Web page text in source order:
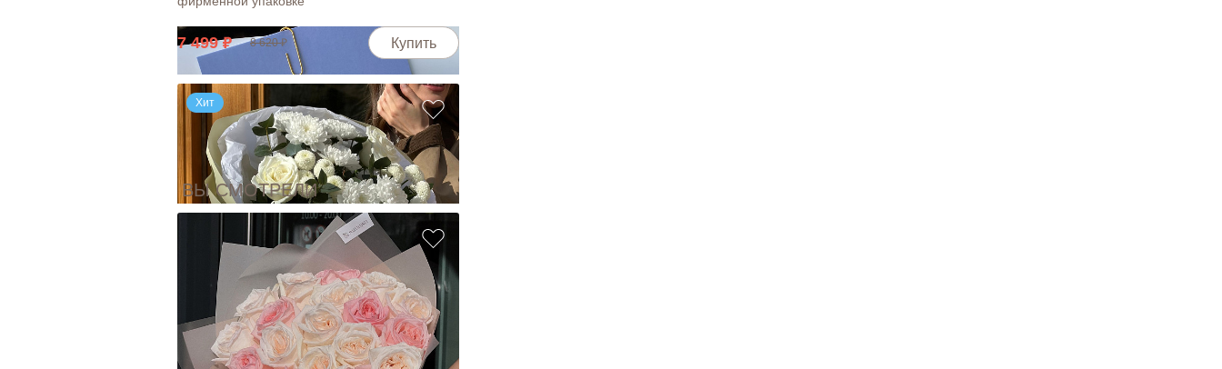
Открытка "Я рядом, даже если далеко"
30 Купить
7 499 8 620 Купить
Хит
ВЫ СМОТРЕЛИ